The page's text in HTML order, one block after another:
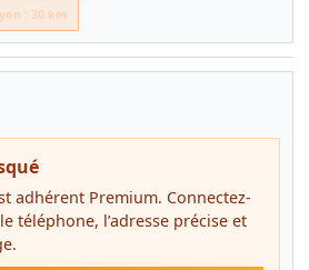
: 30 km
adhérent Premium. Connectez-
téléphone, l’adresse précise et